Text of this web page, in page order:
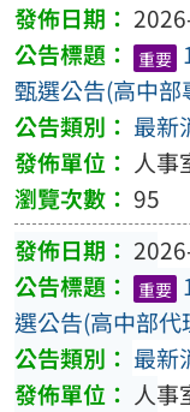
重要
甄選公告(高中
最新
人事
95
重要
選公告(高中部代
最新
人事